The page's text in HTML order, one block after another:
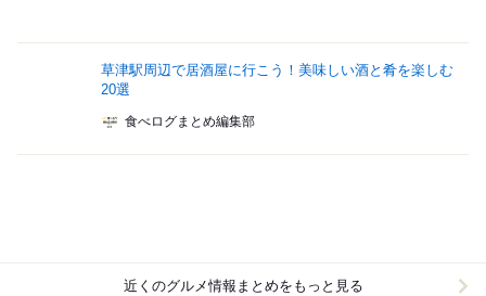
草津駅周辺で居酒屋に行こう！美味しい酒と肴を楽しむ
20選
食べログまとめ編集部
近くのグルメ情報まとめをもっと見る